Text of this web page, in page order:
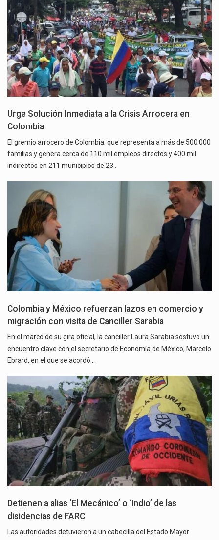
Urge Solución Inmediata a la Crisis Arrocera en
Colombia
El gremio arrocero de Colombia, que representa a más de 500,000
familias y genera cerca de 110 mil empleos directos y 400 mil
indirectos en 211 municipios de 23…
Colombia y México refuerzan lazos en comercio y
migración con visita de Canciller Sarabia
En el marco de su gira oficial, la canciller Laura Sarabia sostuvo un
encuentro clave con el secretario de Economía de México, Marcelo
Ebrard, en el que se acordó…
Detienen a alias ‘El Mecánico’ o ‘Indio’ de las
disidencias de FARC
Las autoridades detuvieron a un cabecilla del Estado Mayor